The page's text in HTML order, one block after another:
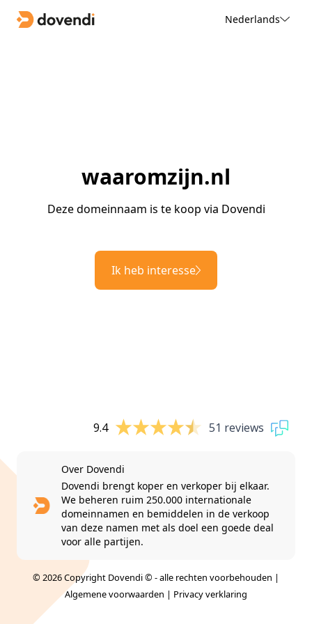
Nederlands
waaromzijn.nl
Deze domeinnaam is te koop via Dovendi
Ik heb interesse
9.4 51 reviews
Over Dovendi
Dovendi brengt koper en verkoper bij elkaar.
We beheren ruim 250.000 internationale
domeinnamen en bemiddelen in de verkoop
van deze namen met als doel een goede deal
voor alle partijen.
© 2026 Copyright Dovendi © - alle rechten voorbehouden |
Algemene voorwaarden | Privacy verklaring